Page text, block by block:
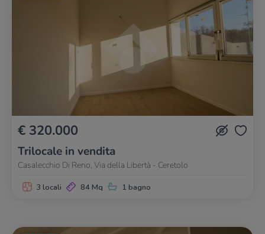
€ 320.000
Trilocale in vendita
Casalecchio Di Reno, Via della Libertà - Ceretolo
3 locali 84 Mq 1 bagno